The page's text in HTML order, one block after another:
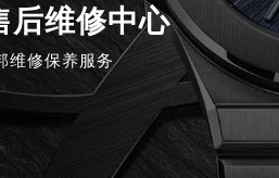
后维修中心
维修保养服务
港、澳门、台湾全部区域（非大